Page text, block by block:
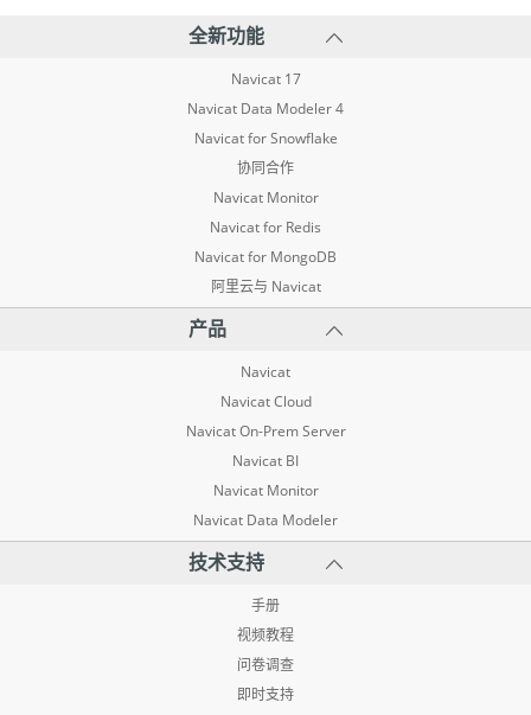
全新功能
Navicat 17
Navicat Data Modeler 4
Navicat for Snowflake
协同合作
Navicat Monitor
Navicat for Redis
Navicat for MongoDB
阿里云与 Navicat
产品
Navicat
Navicat Cloud
Navicat On-Prem Server
Navicat BI
Navicat Monitor
Navicat Data Modeler
技术支持
手册
视频教程
问卷调查
即时支持